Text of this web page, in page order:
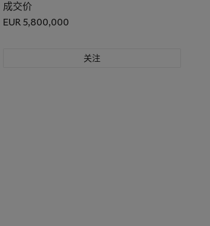
成交价
EUR 5,800,000
关注